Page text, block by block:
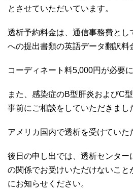
とさせていただいています。
透析予約料金は、通信事務費とし
への提出書類の英語データ翻訳料
コーディネート料5,000円が必要に
また、感染症のB型肝炎およびC
事前にご相談をしていただきまし
アメリカ国内で透析を受けていた
後日の申し出では、透析センター
の関係でお受けいただけないこと
にお知らせください。